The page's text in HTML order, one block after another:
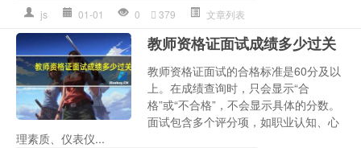
js 01-01 0 379 文章列表
教师资格证面试成绩多少过关
教师资格证面试的合格标准是60分及以
上。在成绩查询时，只会显示“合
格”或“不合格”，不会显示具体的分数。
面试包含多个评分项，如职业认知、心
理素质、仪表仪...